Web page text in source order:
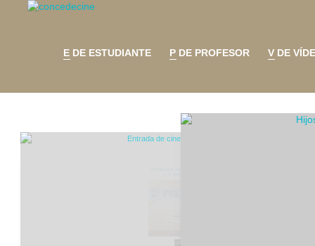
E DE ESTUDIANTE P DE PROFESOR V DE